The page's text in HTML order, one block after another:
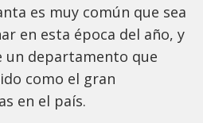
es muy común que sea
en esta época del año, y
un departamento que
como el gran
en el país.